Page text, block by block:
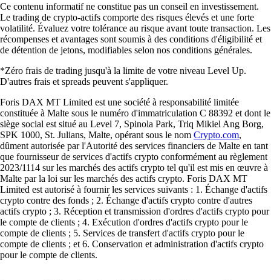
Ce contenu informatif ne constitue pas un conseil en investissement.
Le trading de crypto-actifs comporte des risques élevés et une forte
volatilité. Évaluez votre tolérance au risque avant toute transaction. Les
récompenses et avantages sont soumis à des conditions d'éligibilité et
de détention de jetons, modifiables selon nos conditions générales.
*Zéro frais de trading jusqu'à la limite de votre niveau Level Up.
D'autres frais et spreads peuvent s'appliquer.
Foris DAX MT Limited est une société à responsabilité limitée
constituée à Malte sous le numéro d'immatriculation C 88392 et dont le
siège social est situé au Level 7, Spinola Park, Triq Mikiel Ang Borg,
SPK 1000, St. Julians, Malte, opérant sous le nom Crypto.com,
dûment autorisée par l'Autorité des services financiers de Malte en tant
que fournisseur de services d'actifs crypto conformément au règlement
2023/1114 sur les marchés des actifs crypto tel qu'il est mis en œuvre à
Malte par la loi sur les marchés des actifs crypto. Foris DAX MT
Limited est autorisé à fournir les services suivants : 1. Échange d'actifs
crypto contre des fonds ; 2. Échange d'actifs crypto contre d'autres
actifs crypto ; 3. Réception et transmission d'ordres d'actifs crypto pour
le compte de clients ; 4. Exécution d'ordres d'actifs crypto pour le
compte de clients ; 5. Services de transfert d'actifs crypto pour le
compte de clients ; et 6. Conservation et administration d'actifs crypto
pour le compte de clients.